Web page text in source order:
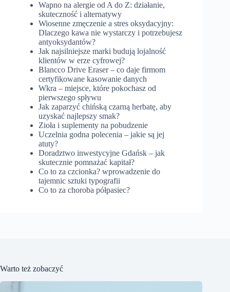
Wapno na alergie od A do Z: działanie,
skuteczność i alternatywy
Wiosenne zmęczenie a stres oksydacyjny:
Dlaczego kawa nie wystarczy i potrzebujesz
antyoksydantów?
Jak najsilniejsze marki budują lojalność
klientów w erze cyfrowej?
Blancco Drive Eraser – co daje firmom
certyfikowane kasowanie danych
Wkra – miejsce, które pokochasz od
pierwszego spływu
Jak zaparzyć chińską czarną herbatę, aby
uzyskać najlepszy smak?
Zioła i suplementy na pobudzenie
Uczelnia godna polecenia – jakie są jej
atuty?
Doradztwo inwestycyjne Gdańsk – jak
skutecznie pomnażać kapitał?
Co to za czcionka? wprowadzenie do
tajemnic sztuki typografii
Co to za choroba półpasiec?
Warto też zobaczyć